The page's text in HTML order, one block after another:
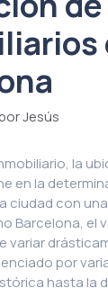
Jesús
la
en la
ciudad con
Barcelona, el
variar
por
hasta la